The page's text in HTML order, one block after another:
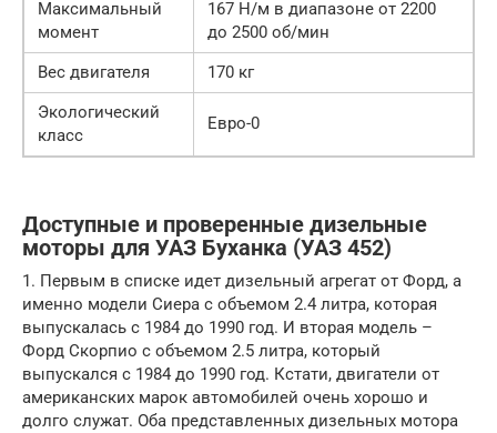
Максимальный
момент
167 Н/м в диапазоне от 2200
до 2500 об/мин
Вес двигателя
170 кг
Экологический
класс
Евро-0
Доступные и проверенные дизельные
моторы для УАЗ Буханка (УАЗ 452)
1. Первым в списке идет дизельный агрегат от Форд, а
именно модели Сиера с объемом 2.4 литра, которая
выпускалась с 1984 до 1990 год. И вторая модель –
Форд Скорпио с объемом 2.5 литра, который
выпускался с 1984 до 1990 год. Кстати, двигатели от
американских марок автомобилей очень хорошо и
долго служат. Оба представленных дизельных мотора